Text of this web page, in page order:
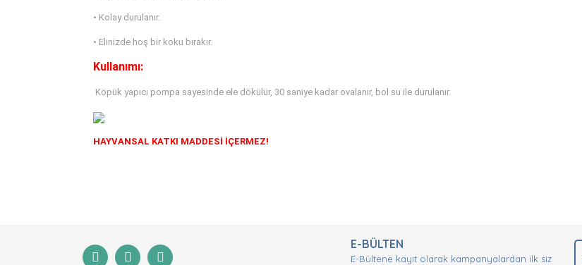
• Kolay durulanır.
• Elinizde hoş bir koku bırakır.
Kullanımı:
Köpük yapıcı pompa sayesinde ele dökülür, 30 saniye kadar ovalanır, bol su ile durulanır.
HAYVANSAL KATKI MADDESİ İÇERMEZ!
Ürün açıklamasında eksik bilgiler bulunuyor.
E-BÜLTEN
E-Bültene kayıt olarak kampanyalardan ilk siz